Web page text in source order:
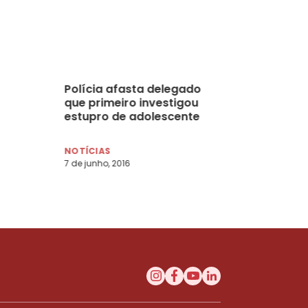
Polícia afasta delegado
que primeiro investigou
estupro de adolescente
NOTÍCIAS
7 de junho, 2016